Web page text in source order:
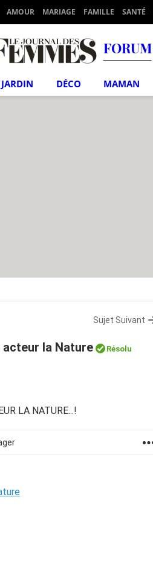
AMOUR MARIAGE FAMILLE SANTÉ
FORUM
JARDIN DÉCO MAMAN
Sujet Suivant
acteur la Nature Résolu
LA NATURE...!